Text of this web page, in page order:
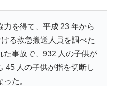
力を得て、平成 23 年から
る救急搬送人員を調べた
た事故で、932 人の子供が
45 人の子供が指を切断し
た。